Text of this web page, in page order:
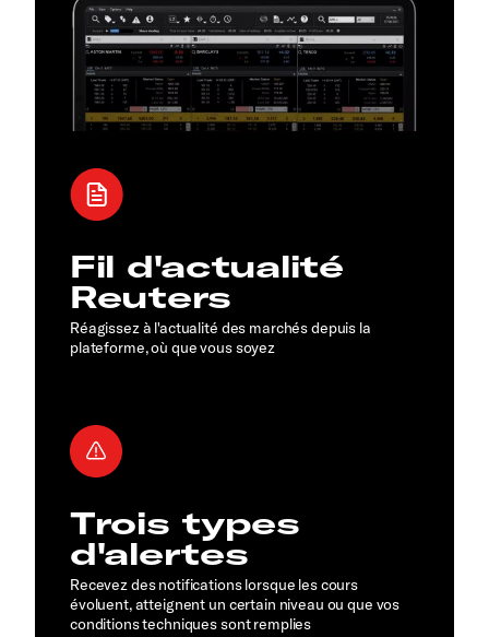
Fil d'actualité
Reuters
Réagissez à l'actualité des marchés depuis la
plateforme, où que vous soyez
Trois types
d'alertes
Recevez des notifications lorsque les cours
évoluent, atteignent un certain niveau ou que vos
conditions techniques sont remplies